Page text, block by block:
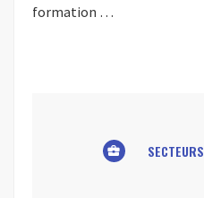
formation …
business_center